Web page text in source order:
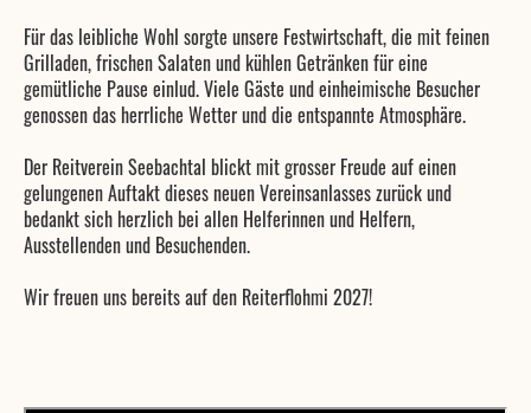
Für das leibliche Wohl sorgte unsere Festwirtschaft, die mit feinen
Grilladen, frischen Salaten und kühlen Getränken für eine
gemütliche Pause einlud. Viele Gäste und einheimische Besucher
genossen das herrliche Wetter und die entspannte Atmosphäre.
Der Reitverein Seebachtal blickt mit grosser Freude auf einen
gelungenen Auftakt dieses neuen Vereinsanlasses zurück und
bedankt sich herzlich bei allen Helferinnen und Helfern,
Ausstellenden und Besuchenden.
Wir freuen uns bereits auf den Reiterflohmi 2027!